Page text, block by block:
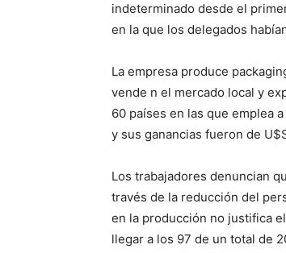
indeterminado desde el
en la que los delegados
La empresa produce
vende n el mercado local y
60 países en las que emplea
y sus ganancias fueron de
Los trabajadores denuncian
través de la reducción del
en la producción no justifica
llegar a los 97 de un total de